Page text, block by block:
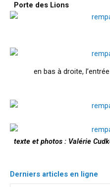
Porte des Lions
en bas à droite,
texte et photos : Valérie
Derniers articles en ligne